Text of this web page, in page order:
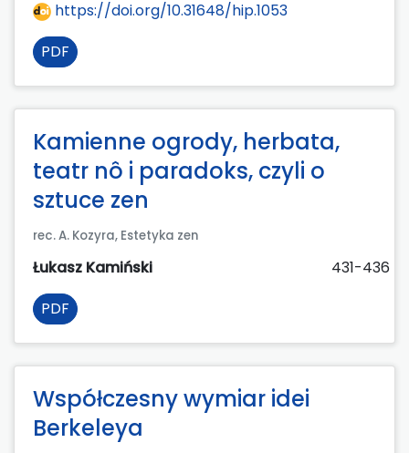
https://doi.org/10.31648/hip.1053
PDF
Kamienne ogrody, herbata,
teatr nô i paradoks, czyli o
sztuce zen
rec. A. Kozyra, Estetyka zen
Łukasz Kamiński
431-436
PDF
Współczesny wymiar idei
Berkeleya